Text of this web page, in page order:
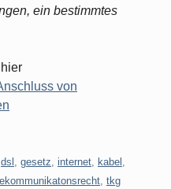
ein bestimmtes
von
dsl gesetz internet kabel
tkg